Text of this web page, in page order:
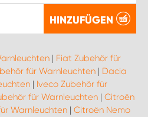
HINZUFÜGEN
| Fiat Zubehör für
für Warnleuchten| Dacia
| Iveco Zubehör für
für Warnleuchten| Citroën
Warnleuchten | Citroën Nemo